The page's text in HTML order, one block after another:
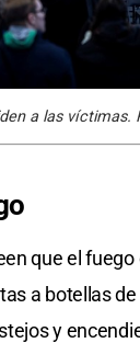
a las víctimas.
que el
a botellas
y